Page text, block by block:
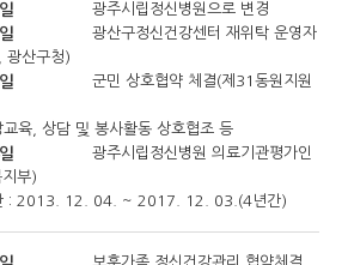
광주시립정신병원으로 변경
광산구정신건강센터 재위탁 운영자
광산구청)
군민 상호협약 체결(제31동원지원
교육, 상담 및 봉사활동 상호협조 등
광주시립정신병원 의료기관평가인
부)
: 2013. 12. 04. ~ 2017. 12. 03.(4년간)